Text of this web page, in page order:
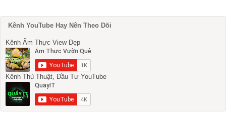
Kênh YouTube Hay Nên Theo Dõi
Kênh Ẩm Thực View Đẹp
Kênh Thủ Thuật, Đầu Tư YouTube